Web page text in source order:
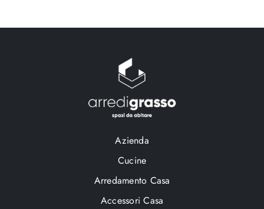
Azienda
Cucine
Arredamento Casa
Accessori Casa